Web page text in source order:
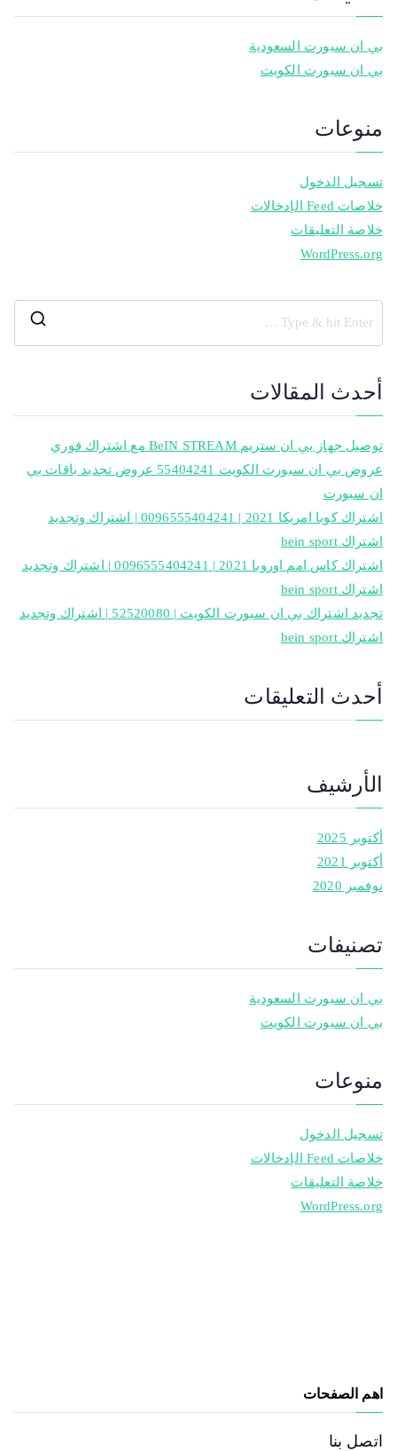
بي ان سبورت السعودية
بي ان سبورت الكويت
منوعات
تسجيل الدخول
خلاصات Feed الإدخالات
خلاصة التعليقات
WordPress.org
أحدث المقالات
توصيل جهاز بي ان ستريم BeIN STREAM مع اشتراك فوري
عروض بي ان سبورت الكويت 55404241 عروض تجديد باقات بي
ان سبورت
اشتراك كوبا امريكا 2021 | 0096555404241 | اشتراك وتجديد
اشتراك bein sport
اشتراك كاس امم اوروبا 2021 | 0096555404241 | اشتراك وتجديد
اشتراك bein sport
تجديد اشتراك بي ان سبورت الكويت | 52520080 | اشتراك وتجديد
اشتراك bein sport
أحدث التعليقات
الأرشيف
أكتوبر 2025
أكتوبر 2021
نوفمبر 2020
تصنيفات
بي ان سبورت السعودية
بي ان سبورت الكويت
منوعات
تسجيل الدخول
خلاصات Feed الإدخالات
خلاصة التعليقات
WordPress.org
اهم الصفحات
اتصل بنا